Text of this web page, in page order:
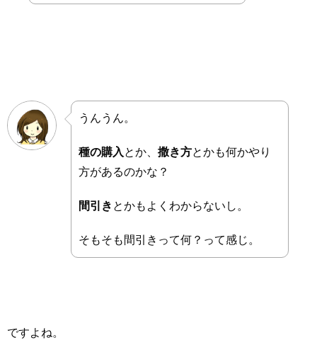
うんうん。
種の購入 とか、 撒き方とかも何かやり
方があるのかな？
間引き とかもよくわからないし。
そもそも間引きって何？って感じ。
ですよね。